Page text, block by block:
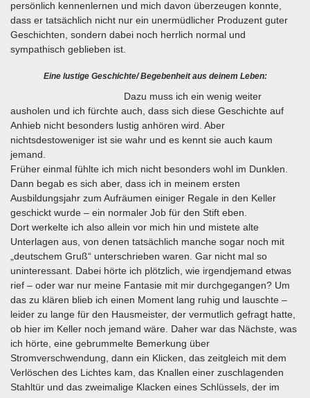
persönlich kennenlernen und mich davon überzeugen konnte,
dass er tatsächlich nicht nur ein unermüdlicher Produzent guter
Geschichten, sondern dabei noch herrlich normal und
sympathisch geblieben ist.
Eine lustige Geschichte/ Begebenheit aus deinem Leben:
Dazu muss ich ein wenig weiter
ausholen und ich fürchte auch, dass sich diese Geschichte auf
Anhieb nicht besonders lustig anhören wird. Aber
nichtsdestoweniger ist sie wahr und es kennt sie auch kaum
jemand.
Früher einmal fühlte ich mich nicht besonders wohl im Dunklen.
Dann begab es sich aber, dass ich in meinem ersten
Ausbildungsjahr zum Aufräumen einiger Regale in den Keller
geschickt wurde – ein normaler Job für den Stift eben.
Dort werkelte ich also allein vor mich hin und mistete alte
Unterlagen aus, von denen tatsächlich manche sogar noch mit
„deutschem Gruß“ unterschrieben waren. Gar nicht mal so
uninteressant. Dabei hörte ich plötzlich, wie irgendjemand etwas
rief – oder war nur meine Fantasie mit mir durchgegangen? Um
das zu klären blieb ich einen Moment lang ruhig und lauschte –
leider zu lange für den Hausmeister, der vermutlich gefragt hatte,
ob hier im Keller noch jemand wäre. Daher war das Nächste, was
ich hörte, eine gebrummelte Bemerkung über
Stromverschwendung, dann ein Klicken, das zeitgleich mit dem
Verlöschen des Lichtes kam, das Knallen einer zuschlagenden
Stahltür und das zweimalige Klacken eines Schlüssels, der im